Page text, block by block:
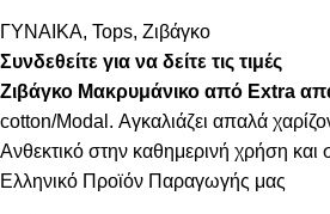
ΓΥΝΑΙΚΑ, Tops, Ζιβάγκο
Συνδεθείτε για να δείτε τις τιμές
Ζιβάγκο Μακρυμάνικο από Extra
cotton/Modal. Αγκαλιάζει απαλά
Ανθεκτικό στην καθημερινή χρήση και
Ελληνικό Προϊόν Παραγωγής μας